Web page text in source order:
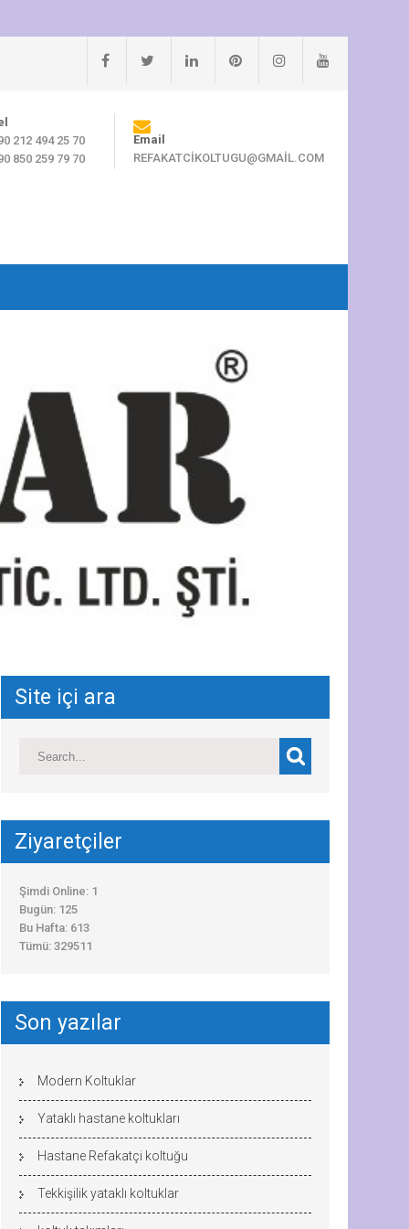
212 494 25 70
850 259 79 70
Email
REFAKATCIKOLTUGU@GMAIL.COM
Site içi ara
Ziyaretçiler
Şimdi Online: 1
Bugün: 125
Bu Hafta: 613
Tümü: 329511
Son yazılar
Modern Koltuklar
Yataklı hastane koltukları
Hastane Refakatçi koltuğu
Tekkişilik yataklı koltuklar